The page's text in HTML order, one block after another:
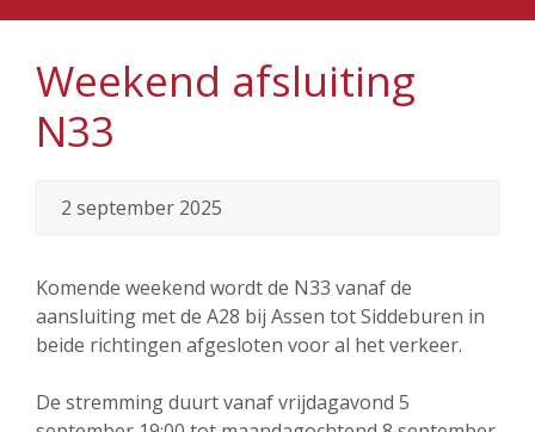
Weekend afsluiting
N33
2 september 2025
Komende weekend wordt de N33 vanaf de
aansluiting met de A28 bij Assen tot Siddeburen in
beide richtingen afgesloten voor al het verkeer.
De stremming duurt vanaf vrijdagavond 5